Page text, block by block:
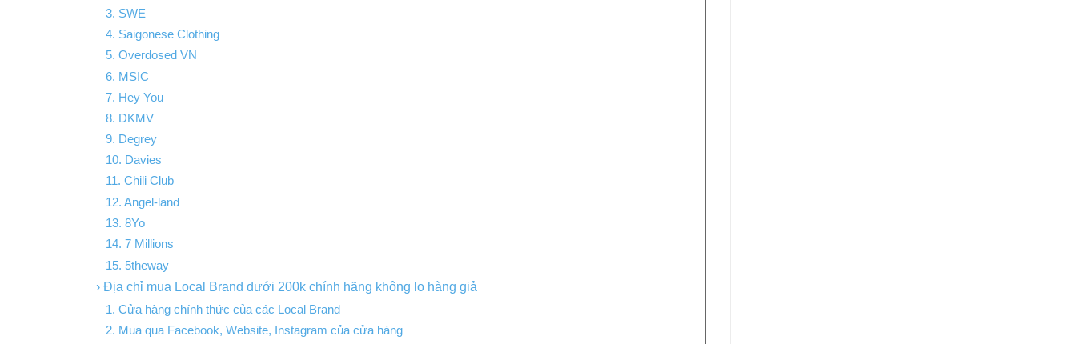
3. SWE
4. Saigonese Clothing
5. Overdosed VN
6. MSIC
7. Hey You
8. DKMV
9. Degrey
10. Davies
11. Chili Club
12. Angel-land
13. 8Yo
14. 7 Millions
15. 5theway
› Địa chỉ mua Local Brand dưới 200k chính hãng không lo hàng giả
1. Cửa hàng chính thức của các Local Brand
2. Mua qua Facebook, Website, Instagram của cửa hàng